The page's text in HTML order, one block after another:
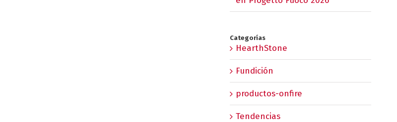
Categorías
HearthStone
Fundición
productos-onfire
Tendencias